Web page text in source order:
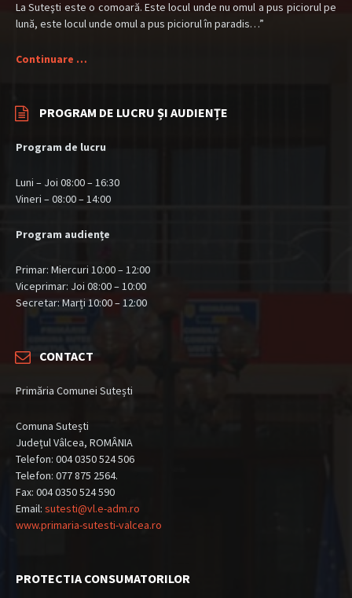
La Suteşti este o comoară. Este locul unde nu omul a pus piciorul pe
lună, este locul unde omul a pus piciorul în paradis…”
Continuare …
PROGRAM DE LUCRU ȘI AUDIENȚE
Program de lucru
Luni – Joi 08:00 – 16:30
Vineri – 08:00 – 14:00
Program audiențe
Primar: Miercuri 10:00 – 12:00
Viceprimar: Joi 08:00 – 10:00
Secretar: Marți 10:00 – 12:00
CONTACT
Primăria Comunei Sutești
Comuna Sutești
Județul Vâlcea, ROMÂNIA
Telefon: 004 0350 524 506
Telefon: 077 875 2564.
Fax: 004 0350 524 590
Email: sutesti@vl.e-adm.ro
www.primaria-sutesti-valcea.ro
PROTECTIA CONSUMATORILOR